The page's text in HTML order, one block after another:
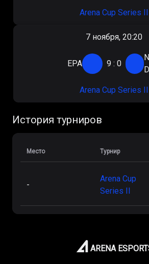
Arena Cup Series II
7 ноября, 20:20
EPA 9 :0
Arena Cup Series II
История турниров
Место Турнир
-
Arena Cup
Series II
ARENA